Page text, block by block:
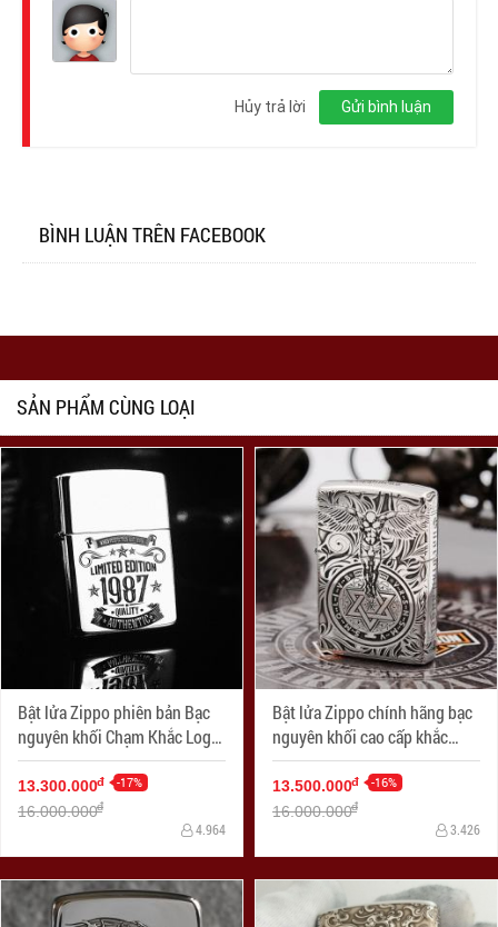
Gửi bình luận
Hủy trả lời
BÌNH LUẬN TRÊN FACEBOOK
SẢN PHẨM CÙNG LOẠI
Bật lửa Zippo phiên bản Bạc
nguyên khối Chạm Khắc Logo
Limited 1987 Bản Armor
13.300.000đ -17%
16.000.000đ
4.964
Bật lửa Zippo chính hãng bạc
nguyên khối cao cấp khắc
thiên thần bản armor
13.500.000đ -16%
16.000.000đ
3.426